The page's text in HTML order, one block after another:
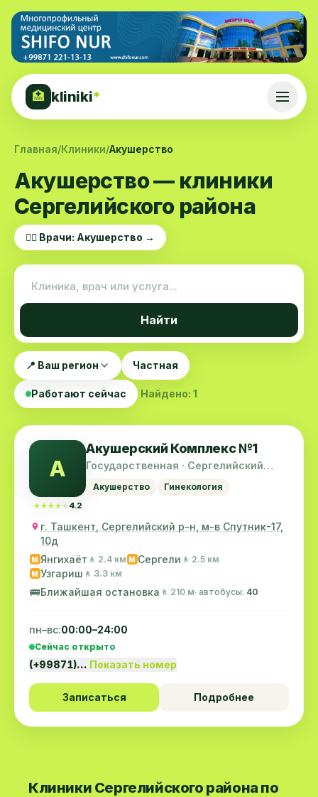
🏥 kliniki*
Главная/Клиники/Акушерство
Акушерство — клиники
Сергелийского района
👨‍⚕️ Врачи: Акушерство →
Найти
📍 Ваш регион Частная
Работают сейчас Найдено: 1
А
★★★★★
★★★★★ 4.2
Акушерский Комплекс №1
Государственная · Сергелийский
Акушерство Гинекология
г. Ташкент, Сергелийский р-н, м-в Спутник-17,
10д
M Янгихаёт 🚶 2.4 км M Сергели 🚶 2.5 км
M Узгариш 🚶 3.3 км
🚌Ближайшая остановка 🚶 210 м· автобусы: 40
пн–вс:00:00–24:00
Сейчас открыто
(+99871)… Показать номер
Записаться Подробнее
Клиники Сергелийского района по